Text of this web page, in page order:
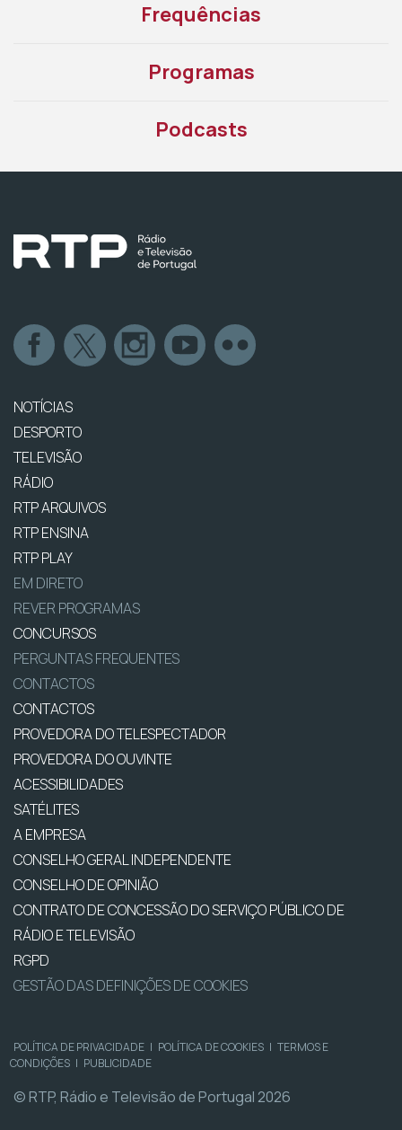
Frequências
Programas
Podcasts
NOTÍCIAS
DESPORTO
TELEVISÃO
RÁDIO
RTP ARQUIVOS
RTP ENSINA
RTP PLAY
EM DIRETO
REVER PROGRAMAS
CONCURSOS
PERGUNTAS FREQUENTES
CONTACTOS
CONTACTOS
PROVEDORA DO TELESPECTADOR
PROVEDORA DO OUVINTE
ACESSIBILIDADES
SATÉLITES
A EMPRESA
CONSELHO GERAL INDEPENDENTE
CONSELHO DE OPINIÃO
CONTRATO DE CONCESSÃO DO SERVIÇO PÚBLICO DE
RÁDIO E TELEVISÃO
RGPD
GESTÃO DAS DEFINIÇÕES DE COOKIES
POLÍTICA DE PRIVACIDADE | POLÍTICA DE COOKIES | TERMOS E
CONDIÇÕES | PUBLICIDADE
© RTP, Rádio e Televisão de Portugal 2026